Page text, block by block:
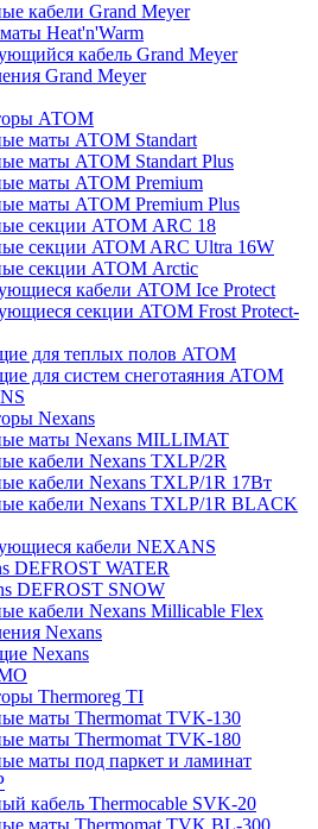
кабели Grand Meyer
Heat'n'Warm
кабель Grand Meyer
Grand Meyer
АТОМ
маты АТОМ Standart
маты АТОМ Standart Plus
маты АТОМ Premium
маты АТОМ Premium Plus
секции АТОМ ARC 18
секции ATOM ARC Ultra 16W
секции АТОМ Arctic
кабели ATOM Ice Protect
секции ATOM Frost Protect-
для теплых полов ATOM
для систем снеготаяния ATOM
Nexans
маты Nexans MILLIMAT
кабели Nexans TXLP/2R
кабели Nexans TXLP/1R 17Вт
кабели Nexans TXLP/1R BLACK
кабели NEXANS
DEFROST WATER
DEFROST SNOW
кабели Nexans Millicable Flex
Nexans
Nexans
Thermoreg TI
маты Thermomat TVK-130
маты Thermomat TVK-180
маты под паркет и ламинат
кабель Thermocable SVK-20
маты Thermomat TVK BL-300